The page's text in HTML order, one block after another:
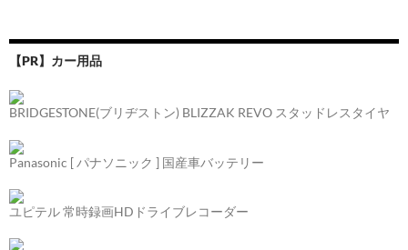
ー
ョ
ン
【PR】カー用品
BRIDGESTONE(ブリヂストン) BLIZZAK REVO スタッドレスタイヤ
Panasonic [ パナソニック ] 国産車バッテリー
ユピテル 常時録画HDドライブレコーダー